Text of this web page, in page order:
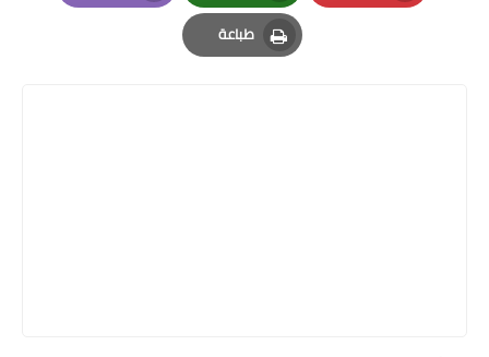
Pinterest
Whatsapp
Email
طباعة
Print